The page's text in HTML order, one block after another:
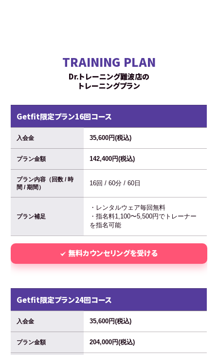
TRAINING PLAN
Dr.トレーニング難波店の
トレーニングプラン
Getfit限定プラン16回コース
入会金 35,600円(税込)
プラン金額 142,400円(税込)
プラン内容（回数 / 時
間 / 期間）
16回 / 60分 / 60日
プラン補足
・レンタルウェア毎回無料
・指名料1,100〜5,500円でトレーナー
を指名可能
無料カウンセリングを受ける
Getfit限定プラン24回コース
入会金 35,600円(税込)
プラン金額 204,000円(税込)